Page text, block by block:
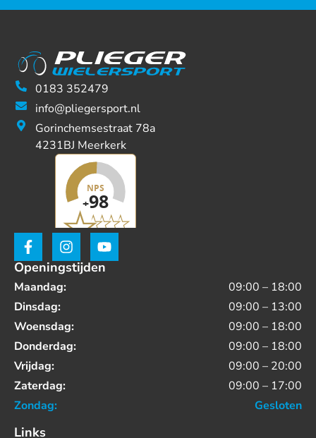
0183 352479
info@pliegersport.nl
Gorinchemsestraat 78a
4231BJ Meerkerk
Openingstijden
Maandag:
09:00 – 18:00
Dinsdag:
09:00 – 13:00
Woensdag:
09:00 – 18:00
Donderdag:
09:00 – 18:00
Vrijdag:
09:00 – 20:00
Zaterdag:
09:00 – 17:00
Zondag:
Gesloten
Links